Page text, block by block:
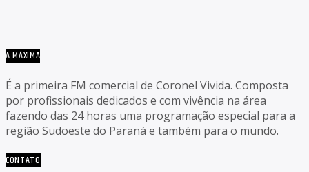
A MÁXIMA
É a primeira FM comercial de Coronel Vivida. Composta
por profissionais dedicados e com vivência na área
fazendo das 24 horas uma programação especial para a
região Sudoeste do Paraná e também para o mundo.
CONTATO